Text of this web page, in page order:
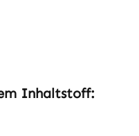
Inhaltstoff: